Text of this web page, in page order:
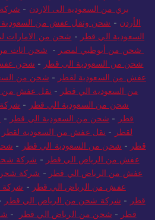
السعودية إلى الأردن-شركة شحن من
بري من السعودية الى الاردن-
الأردن- شحن ونقل عفش من السعودية
السعودية الي قطر
-شحن من الامارات
شحن من أبوظبي لمصر-شحن اثاث
شحن من السعودية الى قطر-شحن عفش
عفش من السعودية لقطر -شحن من
من السعودية الي قطر - نقل عفش من
شحن من السعودية الي قطر
-
قطر-شحن من السعودية الي قطر-
لقطر-نقل عفش من السعودية لقطر
قطر- شحن من السعودية الي قطر-
عفش من الرياض الي قطر-شركة
عفش من الرياض الي قطر
-شركة شحن
عفش من الرياض الي قطر-
قطر- شركة شحن من الرياض الي قطر